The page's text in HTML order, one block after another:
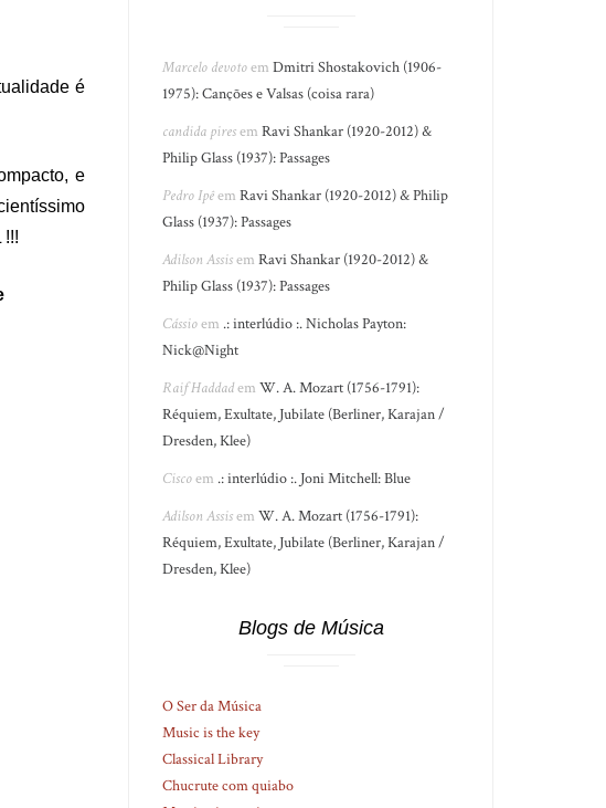
é
e
!!!
Marcelo devotoemDmitri Shostakovich (1906-
1975): Canções e Valsas (coisa rara)
candida piresemRavi Shankar (1920-2012) &
Philip Glass (1937): Passages
Pedro IpêemRavi Shankar (1920-2012) & Philip
Glass (1937): Passages
Adilson AssisemRavi Shankar (1920-2012) &
Philip Glass (1937): Passages
Cássioem .: interlúdio :. Nicholas Payton:
Nick@Night
Raif HaddademW. A. Mozart (1756-1791):
Réquiem, Exultate, Jubilate (Berliner, Karajan /
Dresden, Klee)
Ciscoem .: interlúdio :. Joni Mitchell: Blue
Adilson AssisemW. A. Mozart (1756-1791):
Réquiem, Exultate, Jubilate (Berliner, Karajan /
Dresden, Klee)
Blogs de Música
O Ser da Música
Music is the key
Classical Library
Chucrute com quiabo